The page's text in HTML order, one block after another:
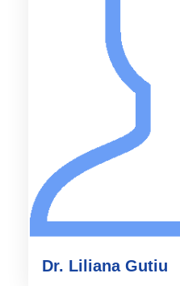
Dr. Liliana Gutiu